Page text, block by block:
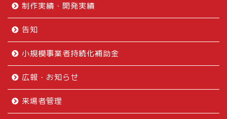
制作実績・開発実績
告知
小規模事業者持続化補助金
広報・お知らせ
来場者管理